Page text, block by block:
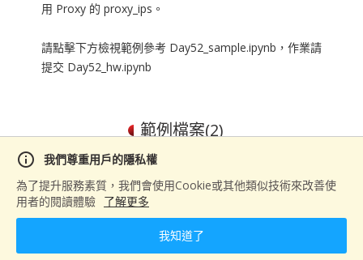
用 Proxy 的 proxy_ips。
請點擊下方檢視範例參考 Day52_sample.ipynb，作業請
提交 Day52_hw.ipynb
範例檔案(2)
Day52_hw.ipynb
info
我們尊重用戶的隱私權
為了提升服務素質，我們會使用Cookie或其他類似技術來改善使
用者的閱讀體驗 了解更多
我知道了